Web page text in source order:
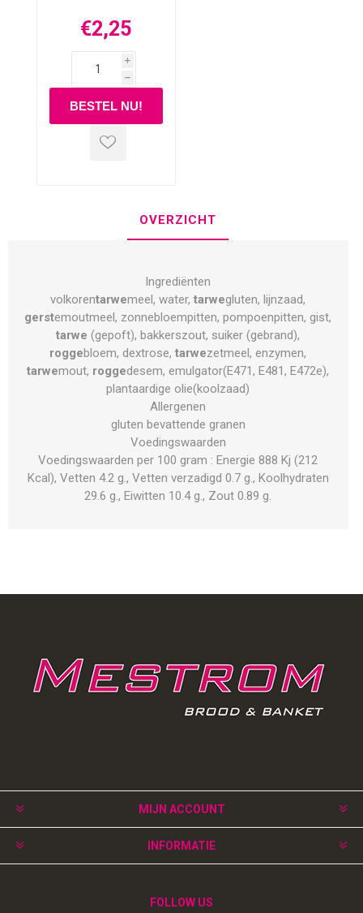
€2,25
i
h
OVERZICHT
Ingrediënten
volkorentarwemeel, water,tarwegluten, lijnzaad,
gerstemoutmeel, zonnebloempitten, pompoenpitten, gist,
tarwe (gepoft), bakkerszout, suiker (gebrand),
roggebloem, dextrose,tarwezetmeel, enzymen,
tarwemout, roggedesem, emulgator(E471, E481, E472e),
plantaardige olie(koolzaad)
Allergenen
gluten bevattende granen
Voedingswaarden
Voedingswaarden per 100 gram : Energie 888 Kj (212
Kcal), Vetten 4.2 g., Vetten verzadigd 0.7 g., Koolhydraten
29.6 g., Eiwitten 10.4 g., Zout 0.89 g.
MIJN ACCOUNT
INFORMATIE
FOLLOW US